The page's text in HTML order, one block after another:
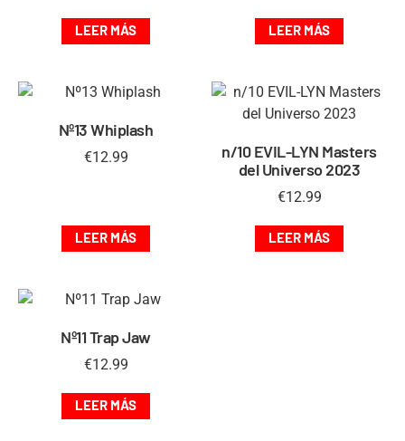
LEER MÁS LEER MÁS
Nº13 Whiplash
€12.99
LEER MÁS
n/10 EVIL-LYN Masters
del Universo 2023
€12.99
LEER MÁS
Nº11 Trap Jaw
€12.99
LEER MÁS